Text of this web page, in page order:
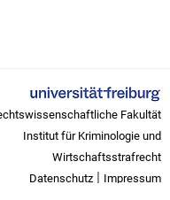
Fakultät
Institut für Kriminologie und
Wirtschaftsstrafrecht
Datenschutz | Impressum